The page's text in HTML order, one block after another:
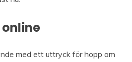
med ett uttryck för hopp om